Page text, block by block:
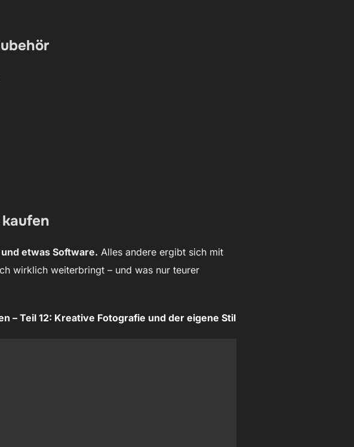
etwas Software. Alles andere ergibt sich mit
wirklich weiterbringt – und was nur teurer
– Teil 12: Kreative Fotografie und der eigene Stil